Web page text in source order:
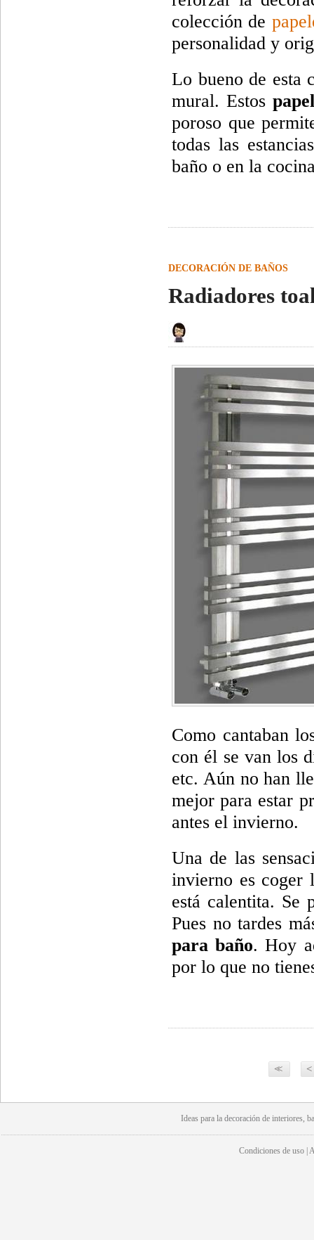
colección de
personalidad y
Lo bueno de esta
mural. Estos
poroso que
todas las
baño o en la
DECORACIÓN DE BAÑOS
Radiadores
Como cantaban
con él se van los
etc. Aún no han
mejor para estar
antes el invierno.
Una de las
invierno es coger
está calentita. Se
Pues no tardes
para baño. Hoy
por lo que no
<< <
Ideas para ladecoración de interiores,
Condiciones de uso |